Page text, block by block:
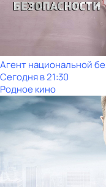
Агент национальной
Сегодня в 21:30
Родное кино